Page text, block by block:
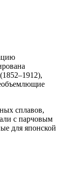
сплавов,
с парчовым
для японской